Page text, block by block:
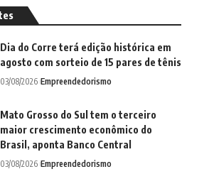
Dia do Corre terá edição histórica em
agosto com sorteio de 15 pares de tênis
03/08/2026 Empreendedorismo
Mato Grosso do Sul tem o terceiro
maior crescimento econômico do
Brasil, aponta Banco Central
03/08/2026 Empreendedorismo